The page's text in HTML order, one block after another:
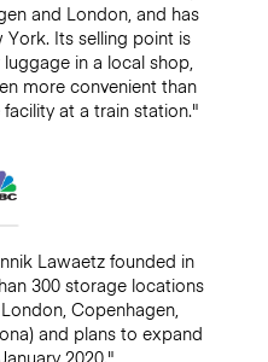
and London, and has
Its selling point is
in a local shop,
more convenient than
at a train station."
Lawaetz founded in
300 storage locations
Copenhagen,
and plans to expand